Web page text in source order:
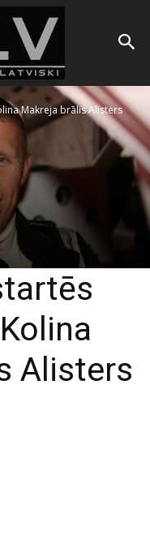
Makreja brālis Alisters
Alisters